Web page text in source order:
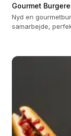
Gourmet Burgere
Nyd en
samarbejde,